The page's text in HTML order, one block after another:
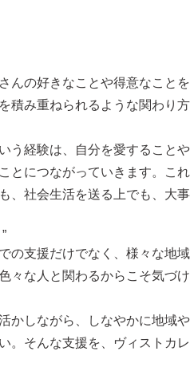
んの好きなことや得意なことを
積み重ねられるような関わり方
う経験は、自分を愛することや
とにつながっていきます。これ
、社会生活を送る上でも、大事
の支援だけでなく、様々な地域
々な人と関わるからこそ気づけ
かしながら、しなやかに地域や
。そんな支援を、ヴィストカレ